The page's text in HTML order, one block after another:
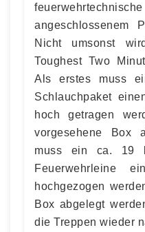
angeschlossenem
Nicht umsonst
Toughest Two
Als erstes muss
Schlauchpaket
hoch getragen
vorgesehene Box
muss ein ca. 19
Feuerwehrleine
hochgezogen
Box abgelegt
die Treppen wieder